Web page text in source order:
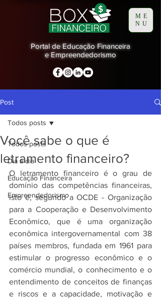
ME
NU
Portal de Educação Financeira
e Empreendedorismo
Post
Todos posts
Dia a dia
Educação Financeira
Empreendedorismo
Todos posts
Você sabe o que é
letramento financeiro?
O letramento financeiro é o grau de
domínio das competências financeiras,
isto é, segundo a OCDE - Organização
para a Cooperação e Desenvolvimento
Econômico, que é uma organização
econômica intergovernamental com 38
países membros, fundada em 1961 para
estimular o progresso econômico e o
comércio mundial, o conhecimento e o
entendimento de conceitos de finanças
e riscos e a capacidade, motivação e